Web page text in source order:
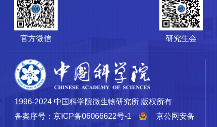
官方微信 研究生会
1996-2024 中国科学院微生物研究所 版权所有
备案序号：京ICP备06066622号-1
京公网安备